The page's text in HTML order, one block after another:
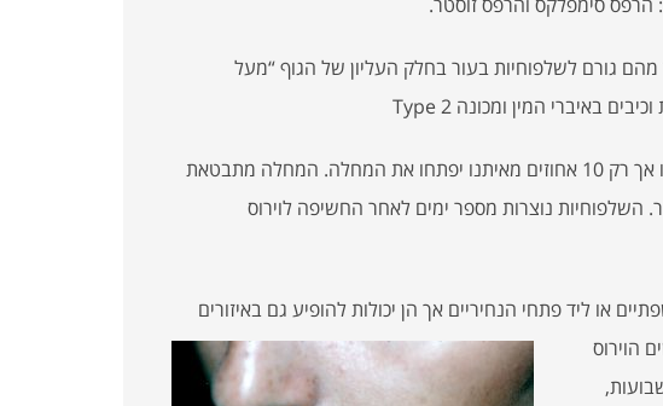
גורם לשלפוחיות בעור בחלק העליון של הגוף “מעל
רובנו נחשפים להרפס סימפלקס Type 1 בילדותינו אך רק 10 אחוזים מאיתנו יפתחו את המחלה. המחלה מתבטאת
נוצרות מספר ימים לאחר החשיפה לוירוס
או ליד פתחי הנחיריים אך הן יכולות להופיע גם באיזורים
הוירוס